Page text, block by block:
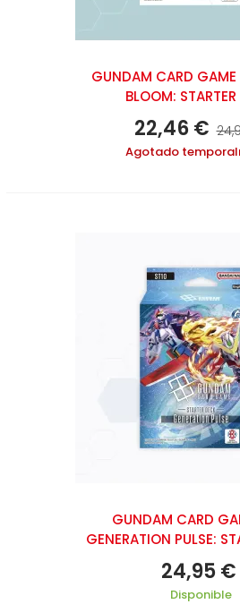
GUNDAM CARD
BLOOM:
22,46 €
Agotado
GUNDAM CARD
GENERATION PULSE:
24,95 €
Disponible